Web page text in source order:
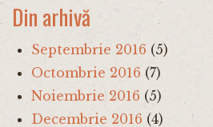
Din arhivă
Septembrie 2016 (5)
Octombrie 2016 (7)
Noiembrie 2016 (5)
Decembrie 2016 (4)